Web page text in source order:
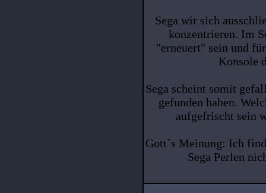
Sega wir sich
konzentrieren. Im
"erneuert" sein und
Konsole
Sega scheint somit
gefunden haben.
aufgefrischt sein
Gott`s Meinung: Ich
Sega Perlen